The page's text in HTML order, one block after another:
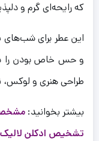
که رایحه‌ای گرم و
این عطر برای
و حس خاص بودن را
طراحی هنری و
بیشتر بخوانید:
تشخیص ادکلن